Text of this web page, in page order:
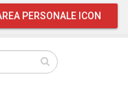
PERSONALE ICON